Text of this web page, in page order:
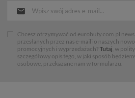
Chcesz otrzymywać od eurobuty.com.pl
przesłanych przez nas e-maili o naszych
promocyjnych i wyprzedażach? Tutaj, w
szczegółowy opis tego, w jaki sposób
osobowe, przekazane nam w formularzu.